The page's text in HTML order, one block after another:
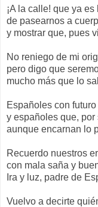
¡A la calle! que ya es
de pasearnos a
y mostrar que, pues
No reniego de mi
pero digo que
mucho más que lo
Españoles con futuro
y españoles que, por
aunque encarnan lo
Recuerdo nuestros
con mala saña y
Ira y luz, padre de
Vuelvo a decirte